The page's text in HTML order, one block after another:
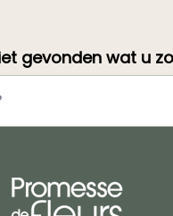
gevonden wat u